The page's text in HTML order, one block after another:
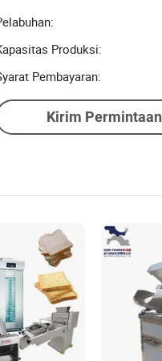
Produksi:
Pembayaran:
Kirim Permintaan